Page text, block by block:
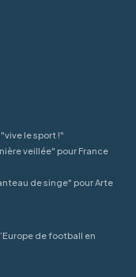
le sport !"
veillée" pour France
de singe" pour Arte
de football en